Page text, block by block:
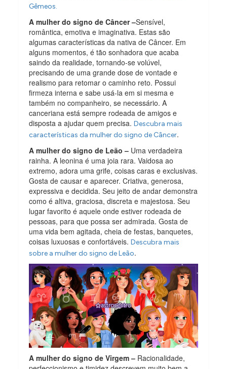
Gêmeos.
A mulher do signo de Câncer –Sensível,
romântica, emotiva e imaginativa. Estas são
algumas características da nativa de Câncer. Em
alguns momentos, é tão sonhadora que acaba
saindo da realidade, tornando-se volúvel,
precisando de uma grande dose de vontade e
realismo para retomar o caminho reto. Possui
firmeza interna e sabe usá-la em si mesma e
também no companheiro, se necessário. A
canceriana está sempre rodeada de amigos e
disposta a ajudar quem precisa.Descubra mais
características da mulher do signo de Câncer.
A mulher do signo de Leão – Uma verdadeira
rainha. A leonina é uma joia rara. Vaidosa ao
extremo, adora uma grife, coisas caras e exclusivas.
Gosta de causar e aparecer. Criativa, generosa,
expressiva e decidida. Seu jeito de andar demonstra
como é altiva, graciosa, discreta e majestosa. Seu
lugar favorito é aquele onde estiver rodeada de
pessoas, para que possa ser admirada. Gosta de
uma vida bem agitada, cheia de festas, banquetes,
coisas luxuosas e confortáveis.Descubra mais
sobre a mulher do signo de Leão.
A mulher do signo de Virgem – Racionalidade,